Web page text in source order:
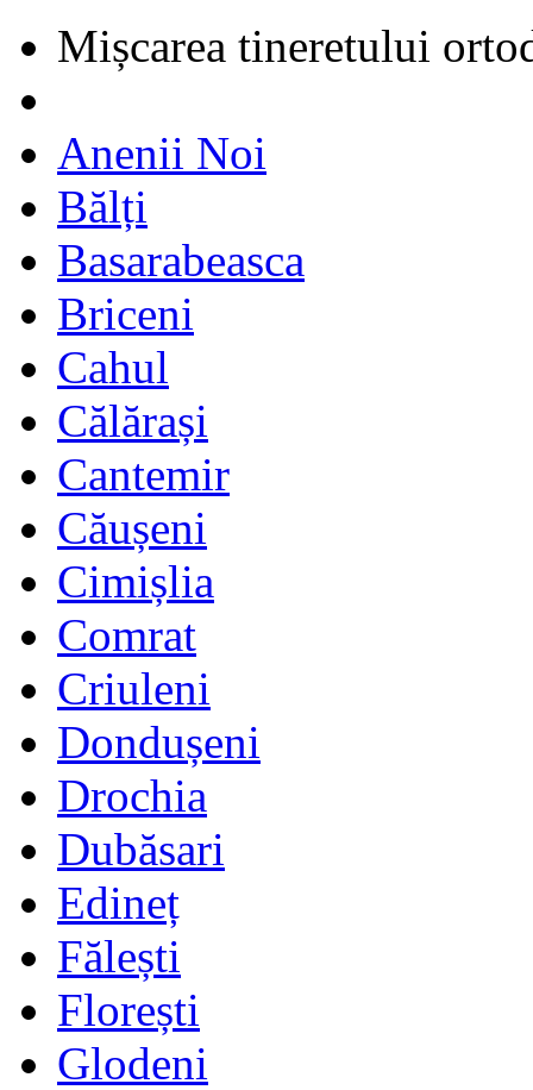
Mișcarea tineretului
Anenii Noi
Bălți
Basarabeasca
Briceni
Cahul
Călărași
Cantemir
Căușeni
Cimișlia
Comrat
Criuleni
Dondușeni
Drochia
Dubăsari
Edineț
Fălești
Florești
Glodeni